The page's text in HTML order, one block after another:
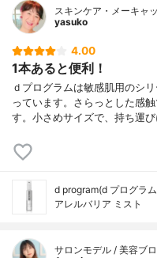
スキンケア・メーキャ
yasuko
4.00
1本あると便利！
ｄプログラムは敏感肌用のシ
っています。さらっとした感
す。小さめサイズで、持ち運
d program(d プログラ
アレルバリア ミスト
サロンモデル / 美容ブ